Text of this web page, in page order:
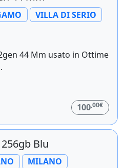
VILLA DI SERIO
44 Mm usato in Ottime
100,00€
Blu
MILANO